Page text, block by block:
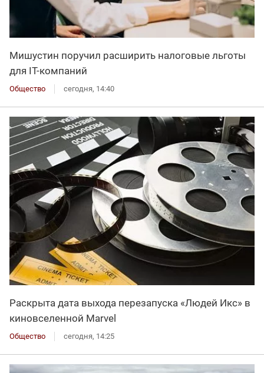
Мишустин поручил расширить налоговые льготы
для IT-компаний
Общество сегодня, 14:40
Раскрыта дата выхода перезапуска «Людей Икс» в
киновселенной Marvel
Общество сегодня, 14:25